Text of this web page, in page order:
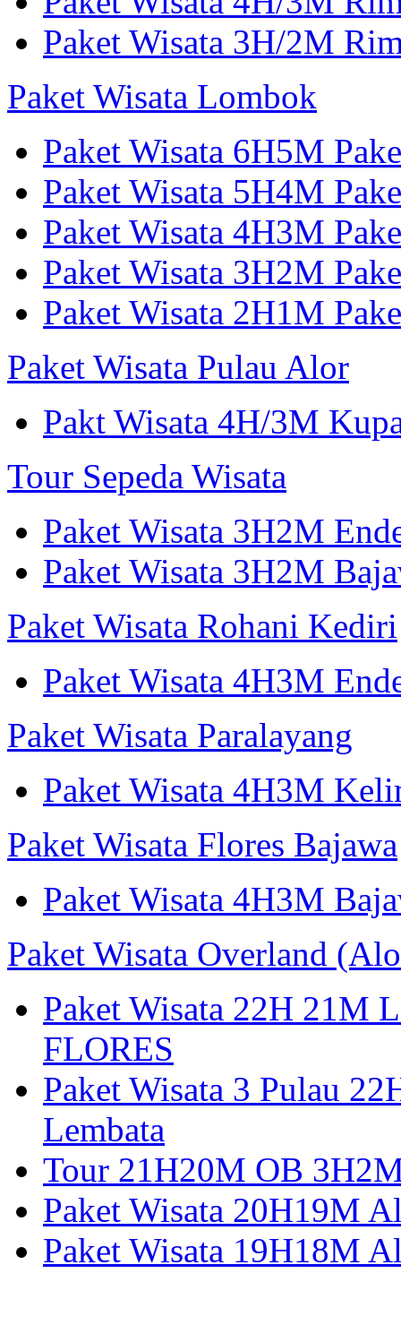
Paket Wisata 3H/2M
Paket Wisata Lombok
Paket Wisata 6H5M
Paket Wisata 5H4M
Paket Wisata 4H3M
Paket Wisata 3H2M
Paket Wisata 2H1M
Paket Wisata Pulau Alor
Pakt Wisata 4H/3M
Tour Sepeda Wisata
Paket Wisata 3H2M
Paket Wisata 3H2M
Paket Wisata Rohani Kediri
Paket Wisata 4H3M
Paket Wisata Paralayang
Paket Wisata 4H3M
Paket Wisata Flores Bajawa
Paket Wisata 4H3M
Paket Wisata Overland
Paket Wisata 22H 21M
FLORES
Paket Wisata 3 Pulau
Lembata
Tour 21H20M OB
Paket Wisata 20H19M
Paket Wisata 19H18M